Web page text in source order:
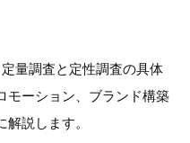
量調査と定性調査の具体
モーション、ブランド構築
説します。